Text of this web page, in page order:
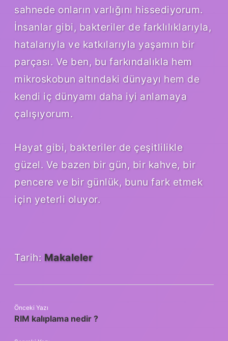
sahnede onların varlığını hissediyorum.
İnsanlar gibi, bakteriler de farklılıklarıyla,
hatalarıyla ve katkılarıyla yaşamın bir
parçası. Ve ben, bu farkındalıkla hem
mikroskobun altındaki dünyayı hem de
kendi iç dünyamı daha iyi anlamaya
çalışıyorum.
Hayat gibi, bakteriler de çeşitlilikle
güzel. Ve bazen bir gün, bir kahve, bir
pencere ve bir günlük, bunu fark etmek
için yeterli oluyor.
Tarih: Makaleler
Önceki Yazı
RIM kalıplama nedir ?